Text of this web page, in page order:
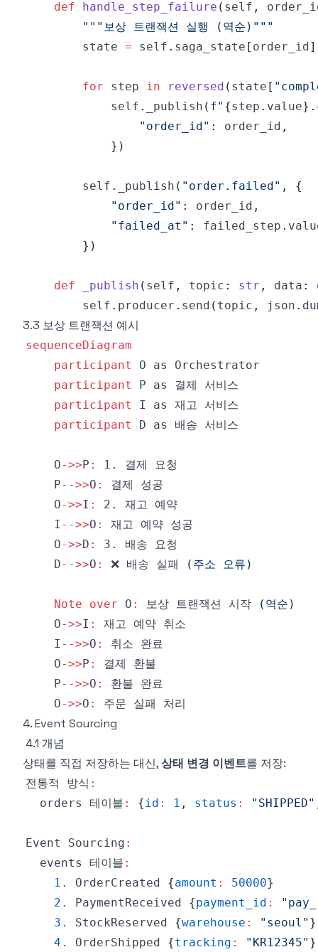
def handle_step_failure ( self ,
"""보상 트랜잭션 실행 (역순)"""
        state
= self . saga_state [ order_id]
for step in reversed ( state [
            self
. _publish ( f" {step . value}
"order_id" : order_id ,
} )
        self
. _publish ( "order.failed" ,
{
"order_id" : order_id ,
"failed_at" : failed_step .
} )
def _publish ( self , topic : str , data :
        self
. producer . send ( topic , json .
3.3 보상 트랜잭션 예시
sequenceDiagram
participant
participant
participant
participant
    O
->>P :
    P
-->>O :
    O
->>I :
    I
-->>O :
    O
->>D :
    D
-->>O : ❌ 배송 실패 (주소 오류)
Note over O : 보상 트랜잭션 시작
(역순)
    O
->>I :
    I
-->>O :
    O
->>P :
    P
-->>O :
    O
->>O :
4. Event Sourcing
4.1 개념
상태를 직접 저장하는 대신,상태 변경 이벤트를 저장:
전통적 방식 :
  orders 테이블
: {id : 1 , status : "SHIPPED"
Event Sourcing :
  events 테이블
:
1.
OrderCreated {amount : 50000}
2.
PaymentReceived {payment_id :
3.
StockReserved {warehouse : "seoul" }
4.
OrderShipped {tracking : "KR12345" }